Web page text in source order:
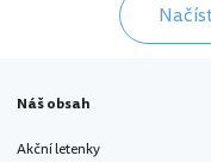
Náš obsah
Akční letenky